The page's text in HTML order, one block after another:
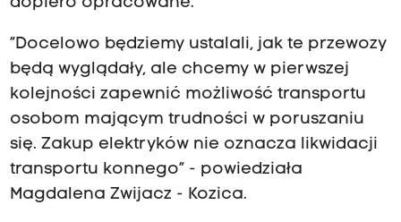
“Docelowo będziemy ustalali, jak te przewozy
będą wyglądały, ale chcemy w pierwszej
kolejności zapewnić możliwość transportu
osobom mającym trudności w poruszaniu
się. Zakup elektryków nie oznacza likwidacji
transportu konnego” - powiedziała
Magdalena Zwijacz - Kozica.